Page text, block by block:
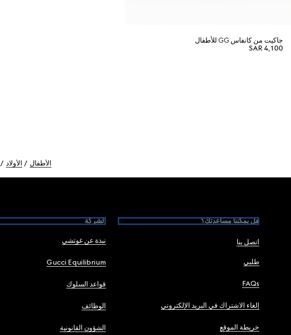
جاكيت من كانفاس GG للأطفال
SAR 4,100
الأطفال الأولاد
هل يمكننا مساعدتك؟
اتصل بنا
طلبي
FAQs
إلغاء الاشتراك في البريد الإلكتروني
خريطة الموقع
الشركة
نبذة عن غوتشي
Gucci Equilibrium
قواعد السلوك
الوظائف
الشؤون القانونية